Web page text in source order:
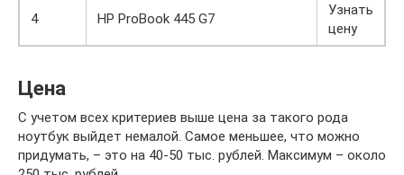
4 HP ProBook 445 G7
Узнать
цену
Цена
С учетом всех критериев выше цена за такого рода
ноутбук выйдет немалой. Самое меньшее, что можно
придумать, – это на 40-50 тыс. рублей. Максимум – около